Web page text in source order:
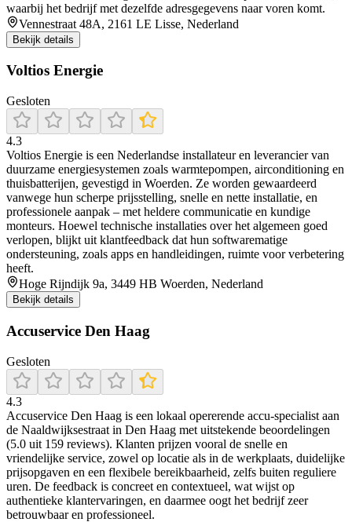
waarbij het bedrijf met dezelfde adresgegevens naar voren komt.
Vennestraat 48A, 2161 LE Lisse, Nederland
Bekijk details
Voltios Energie
Gesloten
4.3
Voltios Energie is een Nederlandse installateur en leverancier van
duurzame energiesystemen zoals warmtepompen, airconditioning en
thuisbatterijen, gevestigd in Woerden. Ze worden gewaardeerd
vanwege hun scherpe prijsstelling, snelle en nette installatie, en
professionele aanpak – met heldere communicatie en kundige
monteurs. Hoewel technische installaties over het algemeen goed
verlopen, blijkt uit klantfeedback dat hun softwarematige
ondersteuning, zoals apps en handleidingen, ruimte voor verbetering
heeft.
Hoge Rijndijk 9a, 3449 HB Woerden, Nederland
Bekijk details
Accuservice Den Haag
Gesloten
4.3
Accuservice Den Haag is een lokaal opererende accu‑specialist aan
de Naaldwijksestraat in Den Haag met uitstekende beoordelingen
(5.0 uit 159 reviews). Klanten prijzen vooral de snelle en
vriendelijke service, zowel op locatie als in de werkplaats, duidelijke
prijsopgaven en een flexibele bereikbaarheid, zelfs buiten reguliere
uren. De feedback is concreet en contextueel, wat wijst op
authentieke klantervaringen, en daarmee oogt het bedrijf zeer
betrouwbaar en professioneel.